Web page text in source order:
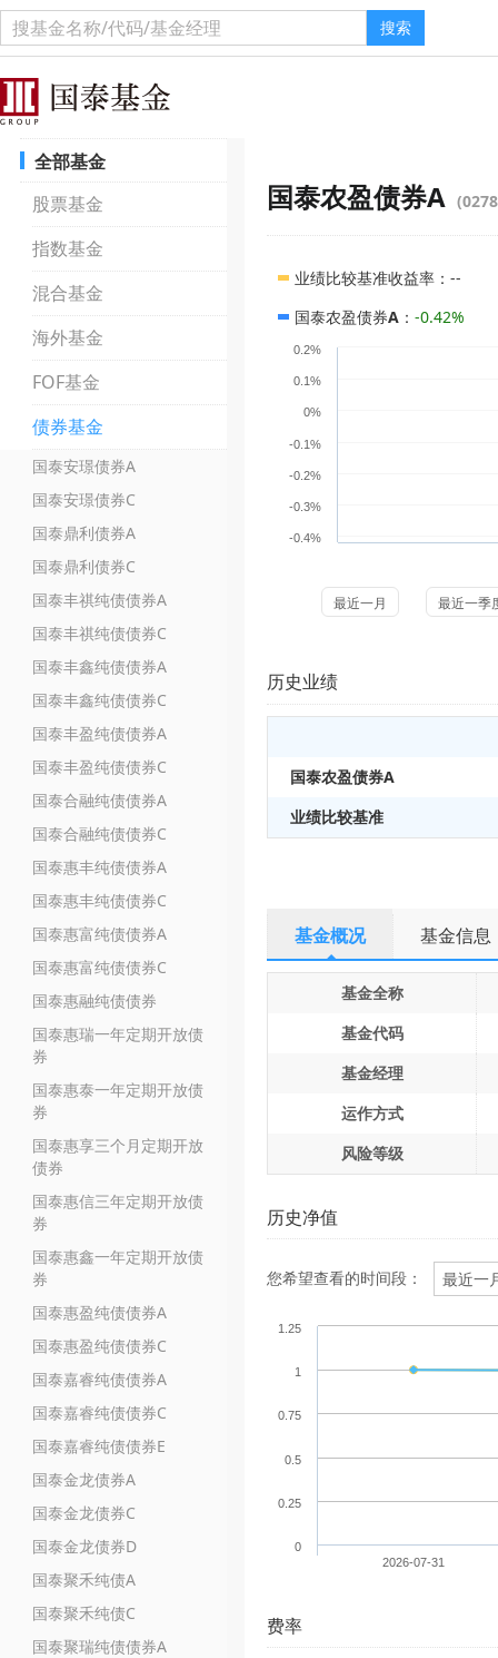
搜索
全部基金
股票基金
指数基金
混合基金
海外基金
FOF基金
债券基金
国泰安璟债券A
国泰安璟债券C
国泰鼎利债券A
国泰鼎利债券C
国泰丰祺纯债债券A
国泰丰祺纯债债券C
国泰丰鑫纯债债券A
国泰丰鑫纯债债券C
国泰丰盈纯债债券A
国泰丰盈纯债债券C
国泰合融纯债债券A
国泰合融纯债债券C
国泰惠丰纯债债券A
国泰惠丰纯债债券C
国泰惠富纯债债券A
国泰惠富纯债债券C
国泰惠融纯债债券
国泰惠瑞一年定期开放债
券
国泰惠泰一年定期开放债
券
国泰惠享三个月定期开放
债券
国泰惠信三年定期开放债
券
国泰惠鑫一年定期开放债
券
国泰惠盈纯债债券A
国泰惠盈纯债债券C
国泰嘉睿纯债债券A
国泰嘉睿纯债债券C
国泰嘉睿纯债债券E
国泰金龙债券A
国泰金龙债券C
国泰金龙债券D
国泰聚禾纯债A
国泰聚禾纯债C
国泰聚瑞纯债债券A
国泰农盈债券A
业绩比较基准收益率 ： --
国泰农盈债券A ： -0.42%
-0.4%
-0.3%
-0.2%
-0.1%
0%
0.1%
0.2%
最近一月 最近一季
历史业绩
国泰农盈债券A
业绩比较基准
基金概况 基金信息
基金全称
基金代码
基金经理
运作方式
风险等级
历史净值
您希望查看的时间段：
2026-07-31
0
0.25
0.5
0.75
1
1.25
费率